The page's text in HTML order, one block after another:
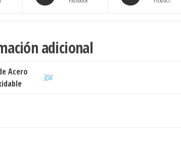
adicional
Acero
304